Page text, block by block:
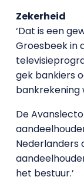
Zekerheid
‘Dat is een
Groesbeek in
gek bankiers
bankrekening
De
Nederlanders
het bestuur.’